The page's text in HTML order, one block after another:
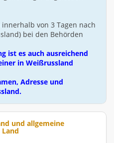
von 3 Tagen nach
bei den Behörden
ist es auch ausreichend
in Weißrussland
Adresse und
und allgemeine